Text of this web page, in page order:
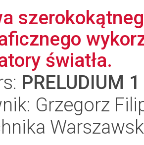
światła.
PRELUDIUM 1
Grzegorz